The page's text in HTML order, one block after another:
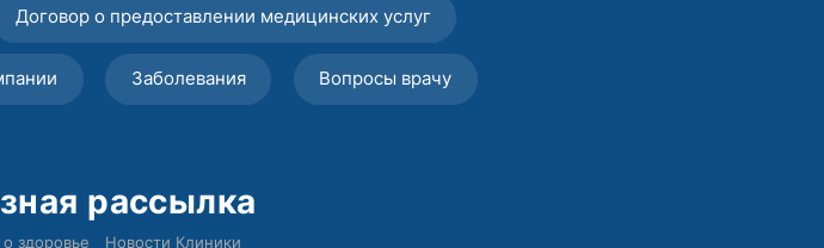
Договор о предоставлении медицинских услуг
Заболевания Вопросы врачу
рассылка
здоровье Новости Клиники